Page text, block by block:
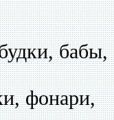
бабы,
фонари,